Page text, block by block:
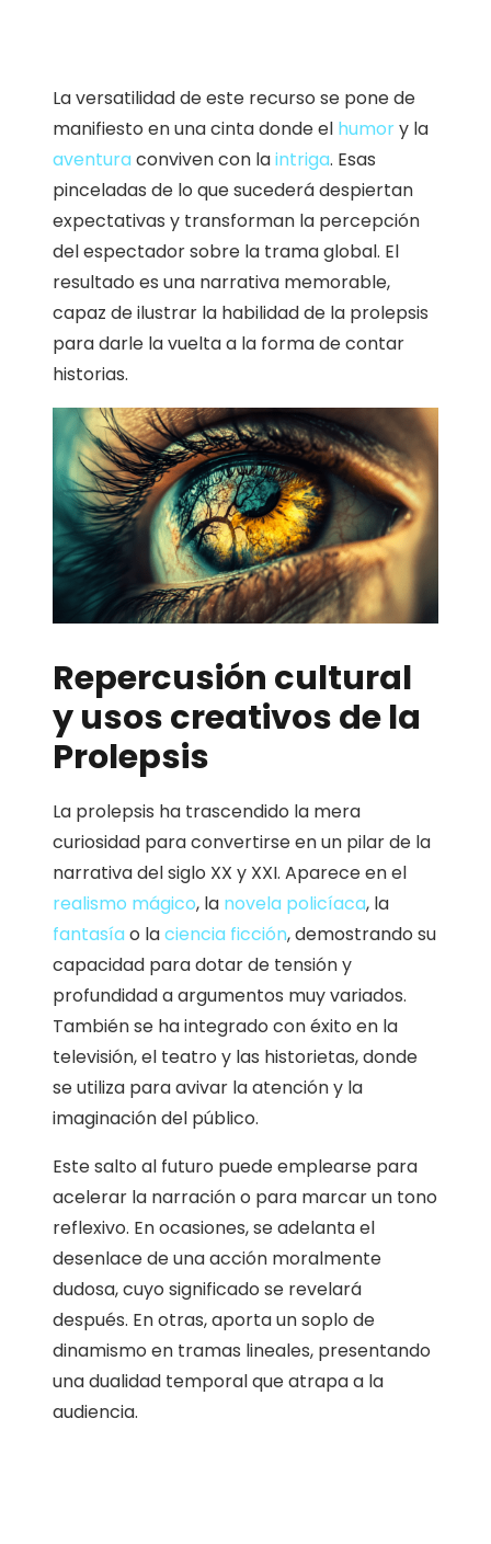
La versatilidad de este recurso se pone de
manifiesto en una cinta donde el humory la
aventura conviven con laintriga. Esas
pinceladas de lo que sucederá despiertan
expectativas y transforman la percepción
del espectador sobre la trama global. El
resultado es una narrativa memorable,
capaz de ilustrar la habilidad de la prolepsis
para darle la vuelta a la forma de contar
historias.
Repercusión cultural
y usos creativos de la
Prolepsis
La prolepsis ha trascendido la mera
curiosidad para convertirse en un pilar de la
narrativa del siglo XX y XXI. Aparece en el
realismo mágico, la novela policíaca, la
fantasía o laciencia ficción, demostrando su
capacidad para dotar de tensión y
profundidad a argumentos muy variados.
También se ha integrado con éxito en la
televisión, el teatro y las historietas, donde
se utiliza para avivar la atención y la
imaginación del público.
Este salto al futuro puede emplearse para
acelerar la narración o para marcar un tono
reflexivo. En ocasiones, se adelanta el
desenlace de una acción moralmente
dudosa, cuyo significado se revelará
después. En otras, aporta un soplo de
dinamismo en tramas lineales, presentando
una dualidad temporal que atrapa a la
audiencia.